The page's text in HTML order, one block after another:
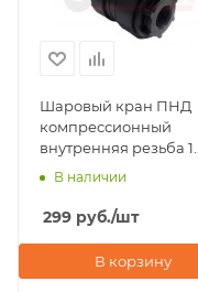
Шаровый кран ПНД
компрессионный
внутренняя резьба 1
1/4"х1 1" ДУ 33 мм Valfex
В наличии
299 руб./шт
В корзину